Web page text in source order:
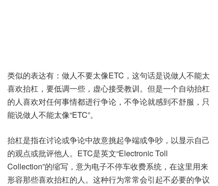
类似的表达有：做人不要太像ETC，这句话是说做人不能太
喜欢抬杠，要低调一些，虚心接受教训。但是一个自动抬杠
的人喜欢对任何事情都进行争论，不争论就感到不舒服，只
能说做人不能太像“ETC”。
抬杠是指在讨论或争论中故意挑起争端或争吵，以显示自己
的观点或批评他人。ETC是英文“Electronic Toll
Collection”的缩写，意为电子不停车收费系统，在这里用来
形容那些喜欢抬杠的人。这种行为常常会引起不必要的争议